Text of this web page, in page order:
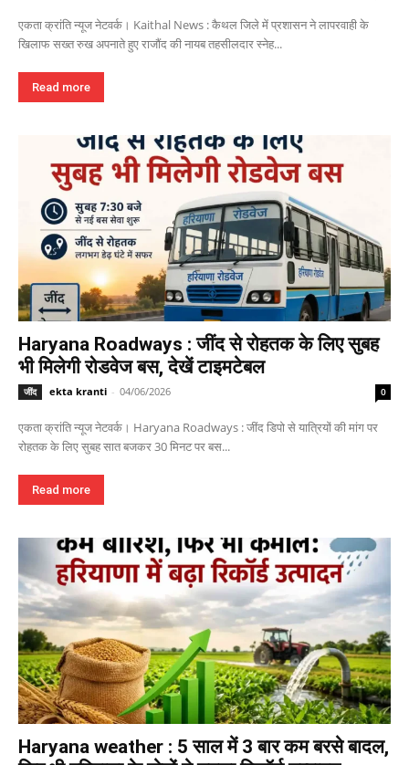
एकता क्रांति न्यूज नेटवर्क। Kaithal News : कैथल जिले में प्रशासन ने लापरवाही के
खिलाफ सख्त रुख अपनाते हुए राजौंद की नायब तहसीलदार स्नेह...
Read more
Haryana Roadways : जींद से रोहतक के लिए सुबह
भी मिलेगी रोडवेज बस, देखें टाइमटेबल
जींद ekta kranti - 04/06/2026 0
एकता क्रांति न्यूज नेटवर्क। Haryana Roadways : जींद डिपो से यात्रियों की मांग पर
रोहतक के लिए सुबह सात बजकर 30 मिनट पर बस...
Read more
Haryana weather : 5 साल में 3 बार कम बरसे बादल,